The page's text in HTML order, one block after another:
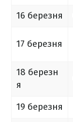
16 березня
17 березня
18 березн
я
19 березня